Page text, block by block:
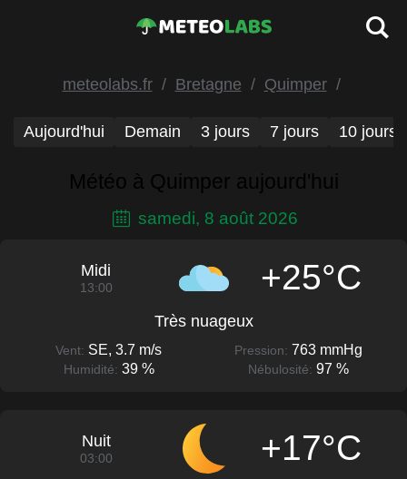
meteolabs.fr Bretagne Quimper
Aujourd'hui Demain 3 jours 7 jours 10 jours
Météo à Quimper aujourd'hui
samedi, 8 août 2026
Midi
13:00 +25°C
Très nuageux
Vent: SE, 3.7 m/s Pression: 763 mmHg
Humidité: 39 % Nébulosité: 97 %
Nuit
03:00 +17°C